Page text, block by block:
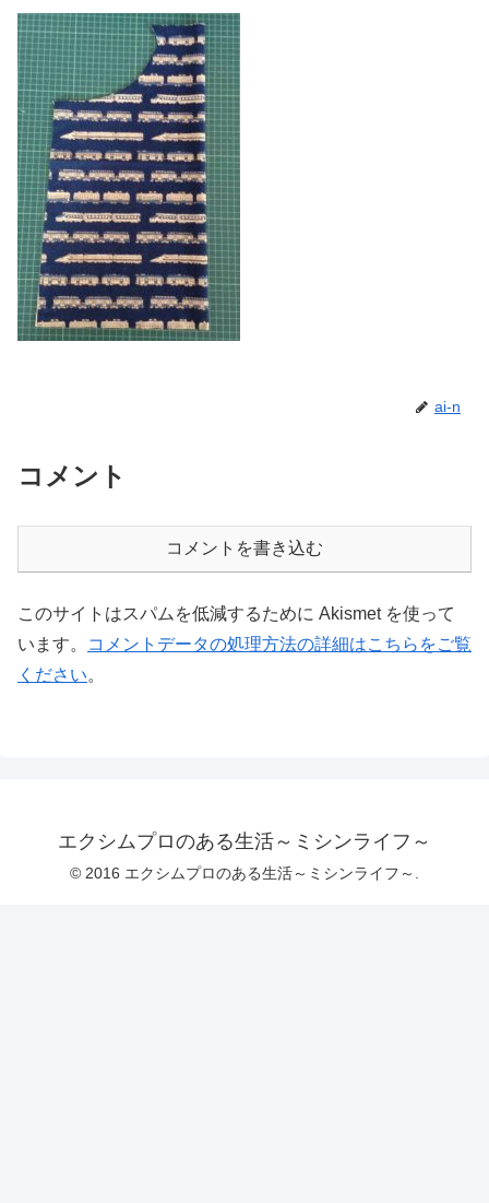
ai-n
コメント
コメントを書き込む
このサイトはスパムを低減するために Akismet を使って
います。
コメントデータの処理方法の詳細はこちらをご覧
ください。
エクシムプロのある生活～ミシンライフ～
© 2016 エクシムプロのある生活～ミシンライフ～.